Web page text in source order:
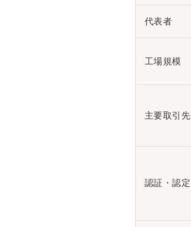
代表者
工場規模
主要取引先
認証・認定